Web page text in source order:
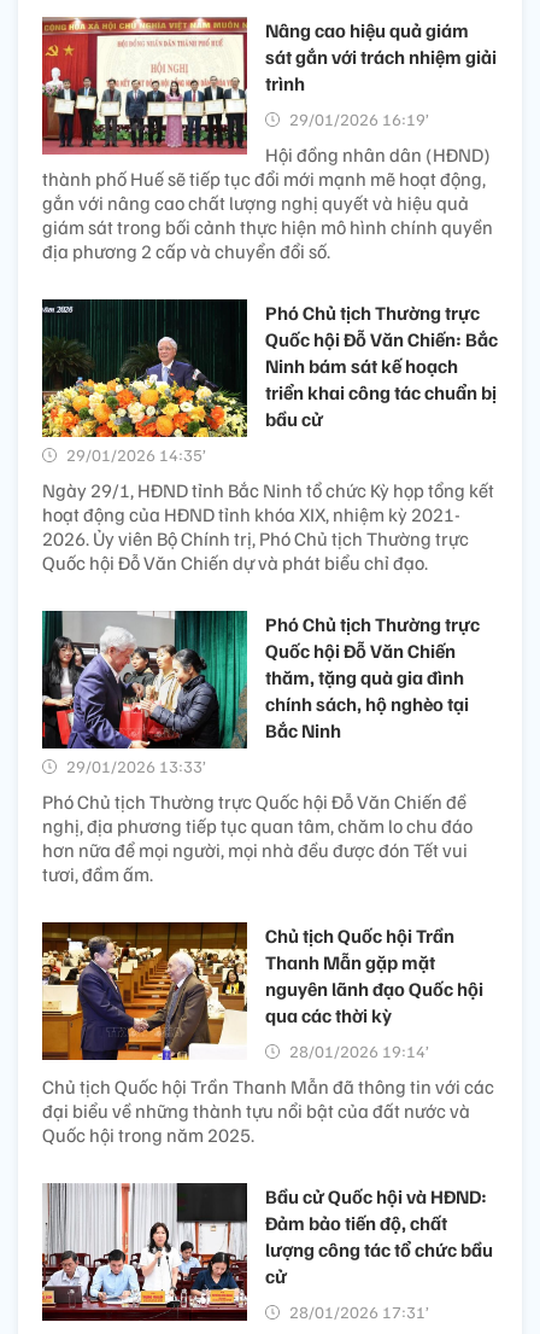
Nâng cao hiệu quả giám
sát gắn với trách nhiệm giải
trình
29/01/2026 16:19’
Hội đồng nhân dân (HĐND)
thành phố Huế sẽ tiếp tục đổi mới mạnh mẽ hoạt động,
gắn với nâng cao chất lượng nghị quyết và hiệu quả
giám sát trong bối cảnh thực hiện mô hình chính quyền
địa phương 2 cấp và chuyển đổi số.
Phó Chủ tịch Thường trực
Quốc hội Đỗ Văn Chiến: Bắc
Ninh bám sát kế hoạch
triển khai công tác chuẩn bị
bầu cử
29/01/2026 14:35’
Ngày 29/1, HĐND tỉnh Bắc Ninh tổ chức Kỳ họp tổng kết
hoạt động của HĐND tỉnh khóa XIX, nhiệm kỳ 2021-
2026. Ủy viên Bộ Chính trị, Phó Chủ tịch Thường trực
Quốc hội Đỗ Văn Chiến dự và phát biểu chỉ đạo.
Phó Chủ tịch Thường trực
Quốc hội Đỗ Văn Chiến
thăm, tặng quà gia đình
chính sách, hộ nghèo tại
Bắc Ninh
29/01/2026 13:33’
Phó Chủ tịch Thường trực Quốc hội Đỗ Văn Chiến đề
nghị, địa phương tiếp tục quan tâm, chăm lo chu đáo
hơn nữa để mọi người, mọi nhà đều được đón Tết vui
tươi, đầm ấm.
Chủ tịch Quốc hội Trần
Thanh Mẫn gặp mặt
nguyên lãnh đạo Quốc hội
qua các thời kỳ
28/01/2026 19:14’
Chủ tịch Quốc hội Trần Thanh Mẫn đã thông tin với các
đại biểu về những thành tựu nổi bật của đất nước và
Quốc hội trong năm 2025.
Bầu cử Quốc hội và HĐND:
Đảm bảo tiến độ, chất
lượng công tác tổ chức bầu
cử
28/01/2026 17:31’